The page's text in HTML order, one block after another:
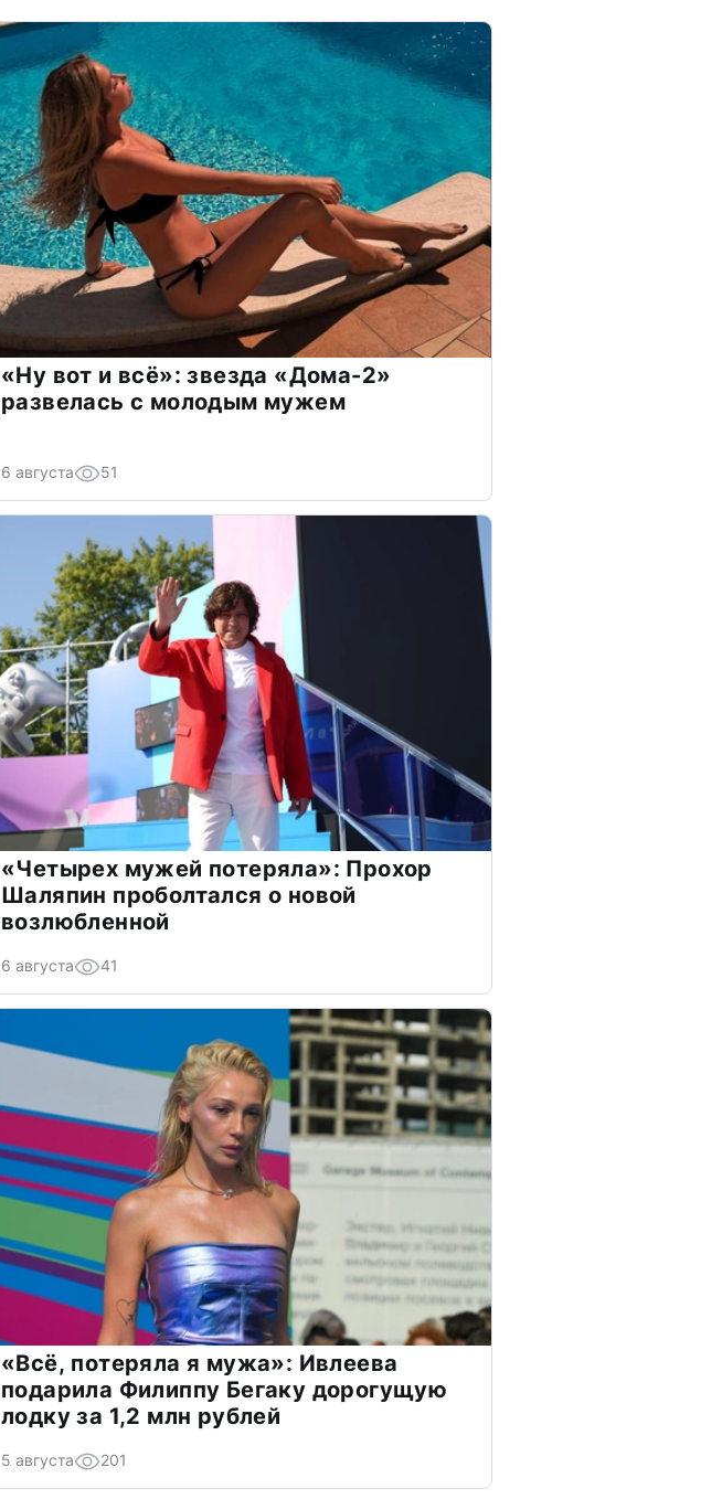
«Ну вот и всё»: звезда «Дома-2»
развелась с молодым мужем
6 августа 51
«Четырех мужей потеряла»: Прохор
Шаляпин проболтался о новой
возлюбленной
6 августа 41
«Всё, потеряла я мужа»: Ивлеева
подарила Филиппу Бегаку дорогущую
лодку за 1,2 млн рублей
5 августа 201